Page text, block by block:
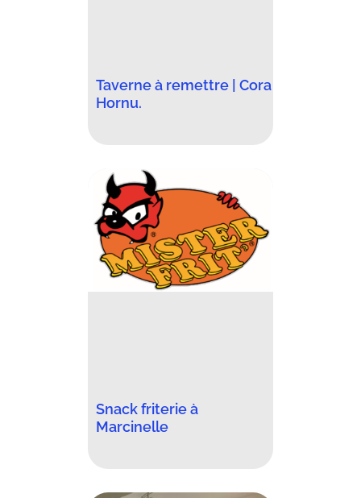
Taverne à remettre | Cora
Hornu.
Snack friterie à
Marcinelle